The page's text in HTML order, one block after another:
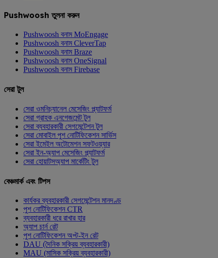
Pushwoosh তুলনা করুন
Pushwoosh বনাম MoEngage
Pushwoosh বনাম CleverTap
Pushwoosh বনাম Braze
Pushwoosh বনাম OneSignal
Pushwoosh বনাম Firebase
সেরা টুল
সেরা ওমনিচ্যানেল মেসেজিং প্ল্যাটফর্ম
সেরা গ্রাহক এনগেজমেন্ট টুল
সেরা ব্যবহারকারী সেগমেন্টেশন টুল
সেরা মোবাইল পুশ নোটিফিকেশন সার্ভিস
সেরা ইমেইল অটোমেশন সফটওয়্যার
সেরা ইন-অ্যাপ মেসেজিং প্ল্যাটফর্ম
সেরা হোয়াটসঅ্যাপ মার্কেটিং টুল
বেঞ্চমার্ক এবং টিপস
কার্যকর ব্যবহারকারী সেগমেন্টেশন মানদণ্ড
পুশ নোটিফিকেশন CTR
ব্যবহারকারী ধরে রাখার হার
অ্যাপ চার্ন রেট
পুশ নোটিফিকেশন অপ্ট-ইন রেট
DAU (দৈনিক সক্রিয় ব্যবহারকারী)
MAU (মাসিক সক্রিয় ব্যবহারকারী)